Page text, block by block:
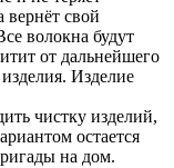
вернёт свой
волокна будут
от дальнейшего
Изделие
чистку изделий,
остается
на дом.